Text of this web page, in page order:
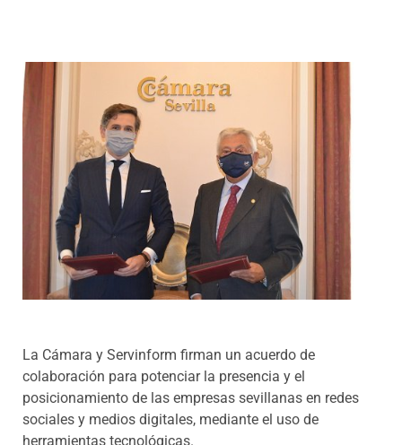
Programas
La Cámara y Servinform firman un acuerdo de
colaboración para potenciar la presencia y el
posicionamiento de las empresas sevillanas en redes
sociales y medios digitales, mediante el uso de
herramientas tecnológicas.